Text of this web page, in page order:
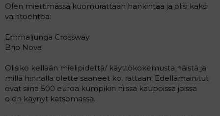
a
l
t
t
j
a
i
i
Olen miettimässä kuomurattaan hankintaa ja olisi kaksi
vaihtoehtoa:
Emmaljunga Crossway
Brio Nova
Olisiko kellään mielipidettä/ käyttökokemusta näistä ja
millä hinnalla olette saaneet ko. rattaan. Edellämainitut
ovat siinä 500 euroa kumpikin niissä kaupoissa joissa
olen käynyt katsomassa.